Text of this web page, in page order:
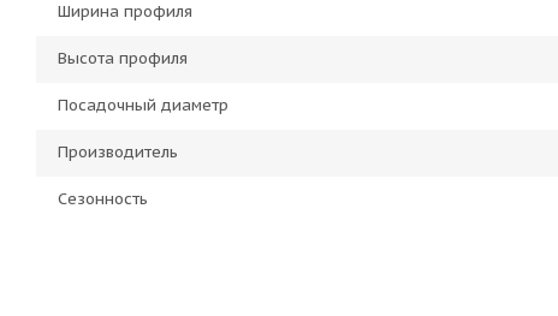
Ширина профиля
Высота профиля
Посадочный диаметр
Производитель
Сезонность